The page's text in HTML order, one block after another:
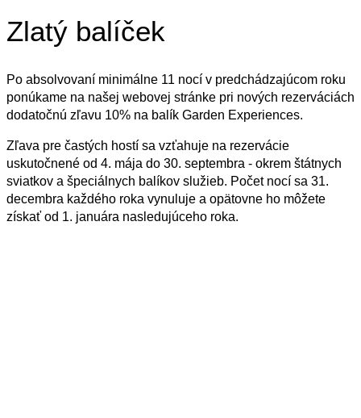
Zlatý balíček
Po absolvovaní minimálne 11 nocí v predchádzajúcom roku
ponúkame na našej webovej stránke pri nových rezerváciách
dodatočnú zľavu 10% na balík Garden Experiences.
Zľava pre častých hostí sa vzťahuje na rezervácie
uskutočnené od 4. mája do 30. septembra - okrem štátnych
sviatkov a špeciálnych balíkov služieb. Počet nocí sa 31.
decembra každého roka vynuluje a opätovne ho môžete
získať od 1. januára nasledujúceho roka.